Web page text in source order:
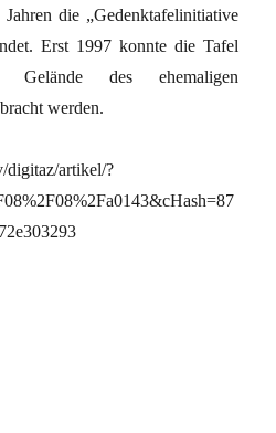
die „Gedenktafelinitiative
Erst 1997 konnte die Tafel
des ehemaligen
werden.
digitaz/artikel/?